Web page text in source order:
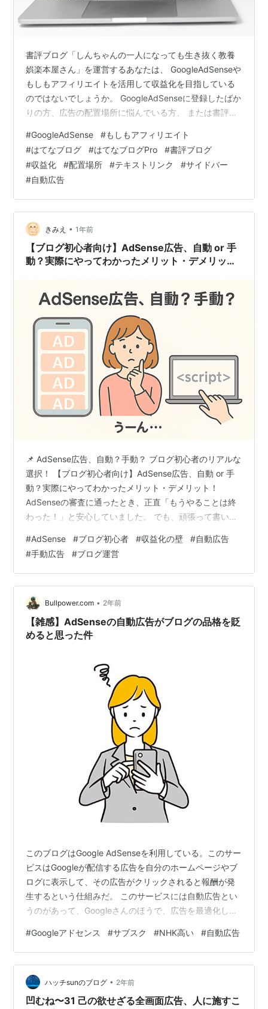
書評ブログ「しんちゃんの一人になっても生き抜く教養
娯楽本屋さん」を運営するあなたは、 GoogleAdSenseや
もしもアフィリエイトを活用して収益化を目指している
のではないでしょうか。 GoogleAdSenseに登録したばか
りの方、広告の配置場所に悩んでいる方、 または書評ブ
は収益を大きく左右します。 広告が多すぎると読者が離
れてしまい、少なすぎると収益機会を逃がす。 どうすれ
ば読者の体験を損なわずに、クリックや購入を増やせる
のか。迷うことも多いはずです。 この記事では、書評ブ
ログに最適なGoogleAdSenseともしもアフィリエイトの
配…
#GoogleAdSense #もしもアフィリエイト
#はてなブログ #はてなブログPro #書評ブログ
#収益化 #配置場所 #テキストリンク #サイドバー
#自動広告
きみえ • 1年前
【ブログ初心者向け】AdSense広告、自動 or 手
動？実際にやってわかったメリット・デメリッ
📌 AdSense広告、自動？手動？ ブログ初心者のリアルな
選択！ 【ブログ初心者向け】AdSense広告、自動 or 手
動？実際にやってわかったメリット・デメリット！
AdSenseの審査に通ったとき、正直「もうやることは終
わった！」と安心していました。 でも、頑張って書いた
らいし、広告の位置が変じゃない？」 そう思った私
の“AdSense広告との戦い”は、ここから始まったのです。
笑 広告の「自動」と「手動」、そもそも何が違う？ アド
センス広告設置方法には2種類があります。 ①自動広告
これは、Googleが自動的に広告を表示する場所を判…
#AdSense #ブログ初心者 #収益化の壁 #自動広告
#手動広告 #ブログ運営
Bullpower.com • 2年前
【雑感】AdSenseの自動広告がブログの品格を貶
めると思った件
このブログはGoogle AdSenseを利用している。このサー
ビスはGoogleが配信する広告を自分のホームページやブ
ログに表示して、その広告がクリックされると報酬が発
生するという仕組みだ。 このサービスには自動広告とい
うのがあって、Googleさんのほうで、広告を最適化して
が、これをオンにするとところ構わず広告が出現しブロ
グが広告だらけになる。 はじめは「多少でもお小遣いが
入ってくるならいいか」と思ってそのままにしていた
が、広告だらけになってこれは読者も読みにくいだろう
し、なかには不快に思う人もいるかもしれない。 自分自
#Googleアドセンス #サブスク #NHK高い #自動広告
ハッチsunのブログ • 2年前
凹むね〜31 己の欲せざる全画面広告、人に施すこ